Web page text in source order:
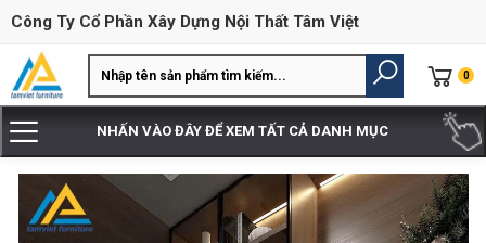
Công Ty Cổ Phần Xây Dựng Nội Thất Tâm Việt
0
NHẤN VÀO ĐÂY ĐỂ XEM TẤT CẢ DANH MỤC